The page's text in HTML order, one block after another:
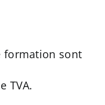
formation sont
TVA.